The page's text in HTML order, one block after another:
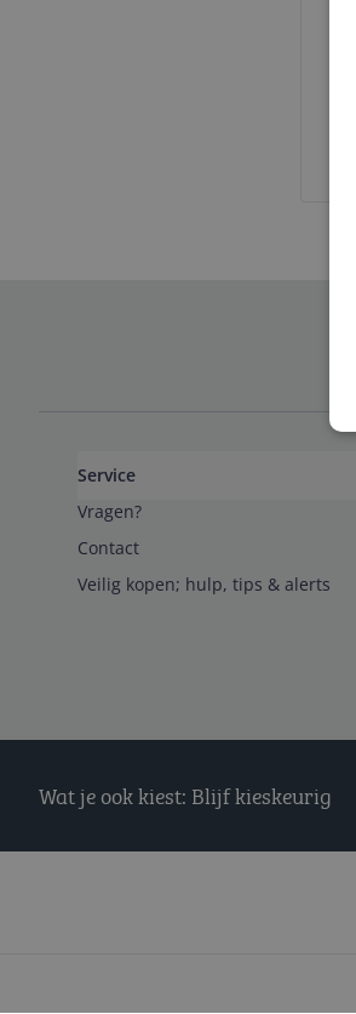
Service
Vragen?
Contact
Veilig kopen; hulp, tips & alerts
Wat je ook kiest: Blijf kieskeurig